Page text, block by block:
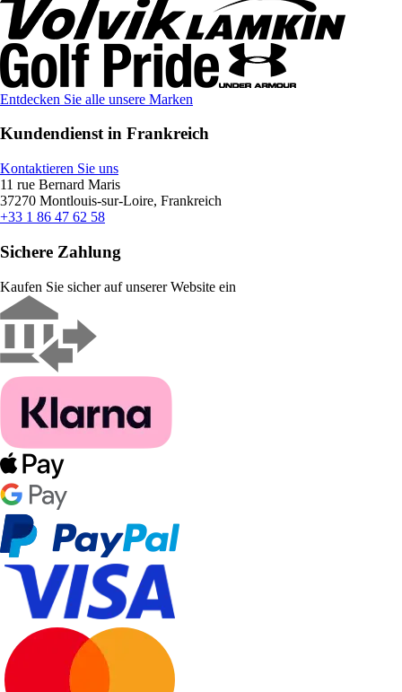
Entdecken Sie alle unsere Marken
Kundendienst in Frankreich
Kontaktieren Sie uns
11 rue Bernard Maris
37270 Montlouis-sur-Loire, Frankreich
+33 1 86 47 62 58
Sichere Zahlung
Kaufen Sie sicher auf unserer Website ein